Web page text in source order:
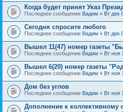
Когда будет принят Указ
Последнее сообщение Вадим « Вт дек
Сегодня спросите любого
Последнее сообщение Вадим « Вт дек
Вышел 11(47) номер газеты
Последнее сообщение Вадим « Вт ноя
Вышел 6(20) номер газеты
Последнее сообщение Вадим « Вт ноя
Дом без углов
Последнее сообщение Вадим « Вт ноя
Дополнение к коллективному